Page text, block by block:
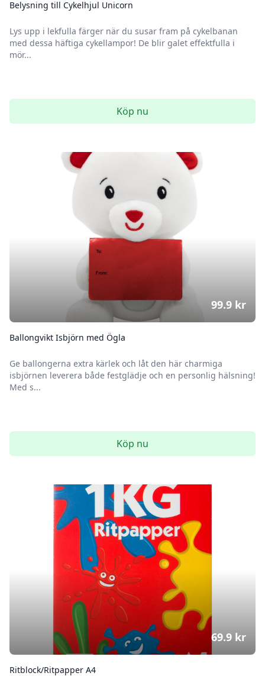
Belysning till Cykelhjul Unicorn
Lys upp i lekfulla färger när du susar fram på cykelbanan
med dessa häftiga cykellampor! De blir galet effektfulla i
mör...
Köp nu
Ballongvikt Isbjörn med Ögla
Ge ballongerna extra kärlek och låt den här charmiga
isbjörnen leverera både festglädje och en personlig hälsning!
Med s...
99.9 kr
Köp nu
Ritblock/Ritpapper A4
69.9 kr